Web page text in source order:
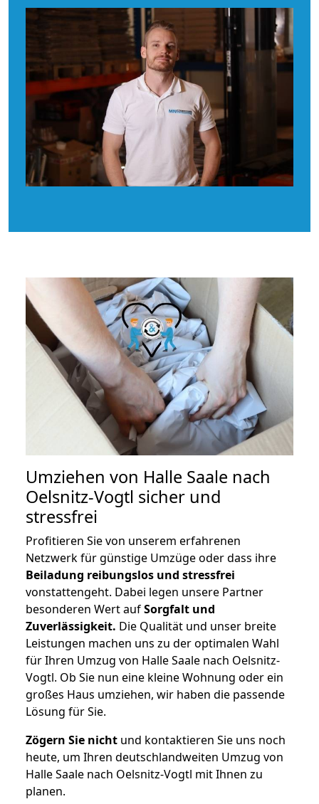
Umziehen von Halle Saale nach
Oelsnitz-Vogtl sicher und
stressfrei
Profitieren Sie von unserem erfahrenen
Netzwerk für günstige Umzüge oder dass ihre
Beiladung reibungslos und stressfrei
vonstattengeht. Dabei legen unsere Partner
besonderen Wert aufSorgfalt und
Zuverlässigkeit. Die Qualität und unser breite
Leistungen machen uns zu der optimalen Wahl
für Ihren Umzug von Halle Saale nach Oelsnitz-
Vogtl. Ob Sie nun eine kleine Wohnung oder ein
großes Haus umziehen, wir haben die passende
Lösung für Sie.
Zögern Sie nicht und kontaktieren Sie uns noch
heute, um Ihren deutschlandweiten Umzug von
Halle Saale nach Oelsnitz-Vogtl mit Ihnen zu
planen.